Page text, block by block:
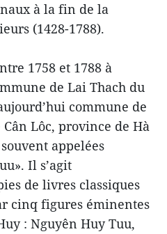
à la fin de la
(1428-1788).
1758 et 1788 à
de Lai Thach du
commune de
Lôc, province de Hà
appelées
Il s’agit
de livres classiques
cinq figures éminentes
: Nguyên Huy Tuu,